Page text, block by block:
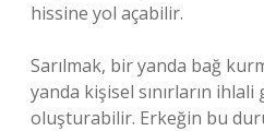
hissine yol açabilir.
Sarılmak, bir yanda bağ
yanda kişisel sınırların
oluşturabilir. Erkeğin bu